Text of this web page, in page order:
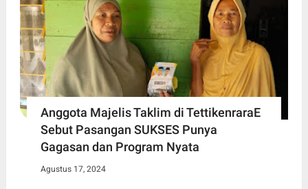
Anggota Majelis Taklim di TettikenraraE
Sebut Pasangan SUKSES Punya
Gagasan dan Program Nyata
Agustus 17, 2024